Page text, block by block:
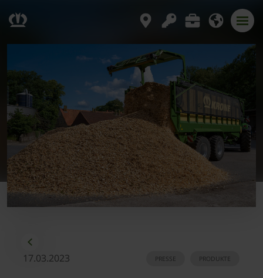
17.03.2023 PRODUKTE
PRESSE